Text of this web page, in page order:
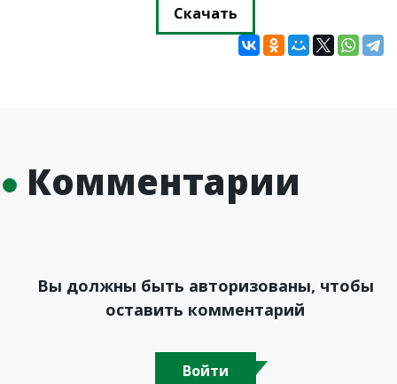
Скачать
Комментарии
Вы должны быть авторизованы, чтобы
оставить комментарий
Войти